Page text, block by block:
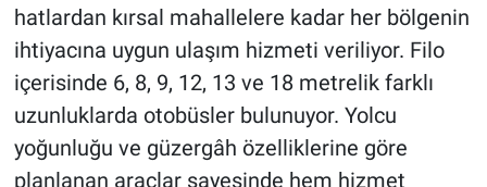
hatlardan kırsal mahallelere kadar her bölgenin
ihtiyacına uygun ulaşım hizmeti veriliyor. Filo
içerisinde 6, 8, 9, 12, 13 ve 18 metrelik farklı
uzunluklarda otobüsler bulunuyor. Yolcu
yoğunluğu ve güzergâh özelliklerine göre
planlanan araçlar sayesinde hem hizmet